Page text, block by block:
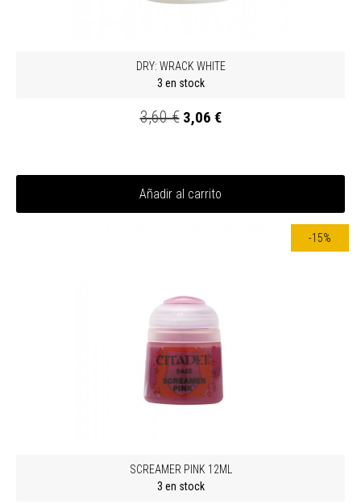
DRY: WRACK WHITE
3 en stock
3,60 € 3,06 €
Añadir al carrito
-15%
SCREAMER PINK 12ML
3 en stock